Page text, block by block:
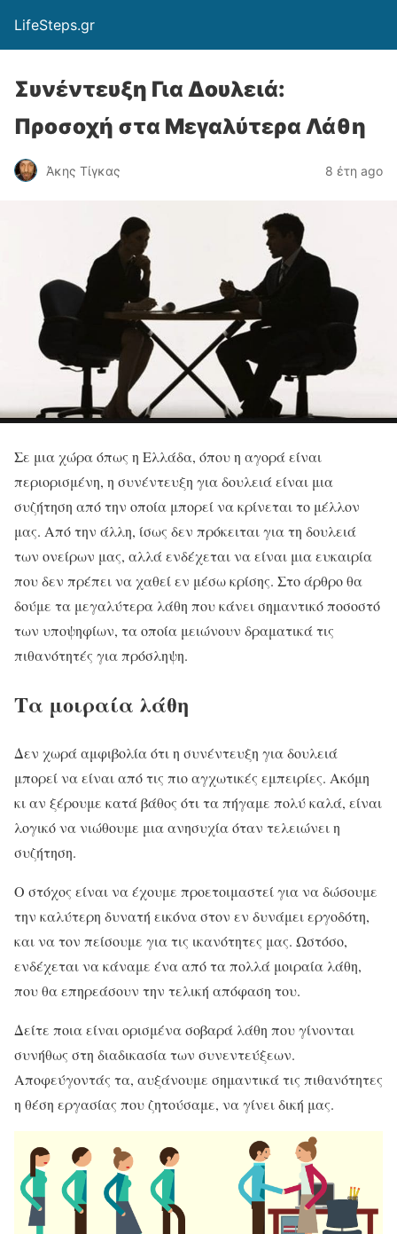
LifeSteps.gr
Συνέντευξη Για Δουλειά:
Προσοχή στα Μεγαλύτερα Λάθη
Άκης Τίγκας 8 έτη ago
Σε μια χώρα όπως η Ελλάδα, όπου η αγορά είναι
περιορισμένη, η συνέντευξη για δουλειά είναι μια
συζήτηση από την οποία μπορεί να κρίνεται το μέλλον
μας. Από την άλλη, ίσως δεν πρόκειται για τη δουλειά
των ονείρων μας, αλλά ενδέχεται να είναι μια ευκαιρία
που δεν πρέπει να χαθεί εν μέσω κρίσης. Στο άρθρο θα
δούμε τα μεγαλύτερα λάθη που κάνει σημαντικό ποσοστό
των υποψηφίων, τα οποία μειώνουν δραματικά τις
πιθανότητές για πρόσληψη.
Τα μοιραία λάθη
Δεν χωρά αμφιβολία ότι η συνέντευξη για δουλειά
μπορεί να είναι από τις πιο αγχωτικές εμπειρίες. Ακόμη
κι αν ξέρουμε κατά βάθος ότι τα πήγαμε πολύ καλά, είναι
λογικό να νιώθουμε μια ανησυχία όταν τελειώνει η
συζήτηση.
Ο στόχος είναι να έχουμε προετοιμαστεί για να δώσουμε
την καλύτερη δυνατή εικόνα στον εν δυνάμει εργοδότη,
και να τον πείσουμε για τις ικανότητες μας. Ωστόσο,
ενδέχεται να κάναμε ένα από τα πολλά μοιραία λάθη,
που θα επηρεάσουν την τελική απόφαση του.
Δείτε ποια είναι ορισμένα σοβαρά λάθη που γίνονται
συνήθως στη διαδικασία των συνεντεύξεων.
Αποφεύγοντάς τα, αυξάνουμε σημαντικά τις πιθανότητες
η θέση εργασίας που ζητούσαμε, να γίνει δική μας.